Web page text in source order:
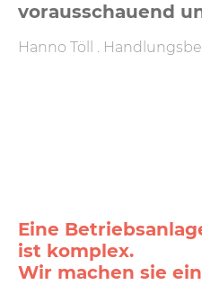
vorausschauend
Hanno Töll .
Eine
ist komplex.
Wir machen sie